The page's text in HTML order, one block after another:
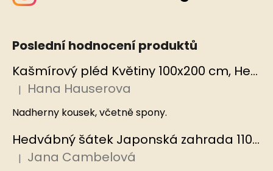
Poslední hodnocení produktů
Kašmírový pléd Květiny 100x200 cm, Hedvábný svět
Hodnocení produktu je 5 z 5 hvězdiček.
| Hana Hauserova
Nadherny kousek, včetně spony.
Hedvábný šátek Japonská zahrada 110x110 cm v dárkovém balení, HEDVÁBNÝ SVĚT
Hodnocení produktu je 5 z 5 hvězdiček.
| Jana Cambelová